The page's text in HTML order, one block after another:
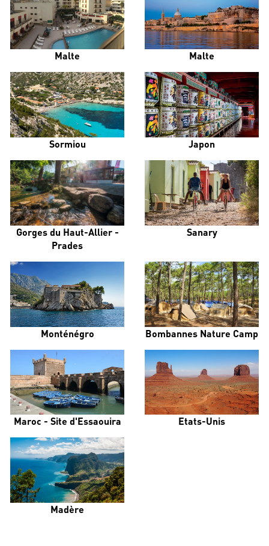
Malte Malte
Sormiou Japon
Gorges du Haut-Allier -
Prades
Sanary
Monténégro Bombannes Nature Camp
Maroc - Site d'Essaouira Etats-Unis
Madère